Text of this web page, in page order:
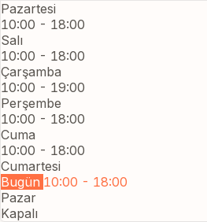
Pazartesi
10:00 - 18:00
Salı
10:00 - 18:00
Çarşamba
10:00 - 19:00
Perşembe
10:00 - 18:00
Cuma
10:00 - 18:00
Cumartesi
Bugün 10:00 - 18:00
Pazar
Kapalı